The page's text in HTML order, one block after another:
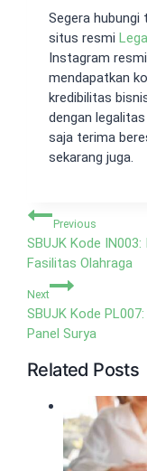
Segera hubungi
situs resmi
Instagram resmi
mendapatkan
kredibilitas
dengan
saja terima
sekarang juga.
Navigasi
posPrevious
SBUJK Kode
Fasilitas Olahraga
Next
SBUJK Kode
Panel Surya
Related Posts